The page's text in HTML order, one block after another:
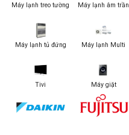
Máy lạnh treo tường Máy lạnh âm trần
Máy lạnh tủ đứng Máy lạnh Multi
Tivi Máy giặt